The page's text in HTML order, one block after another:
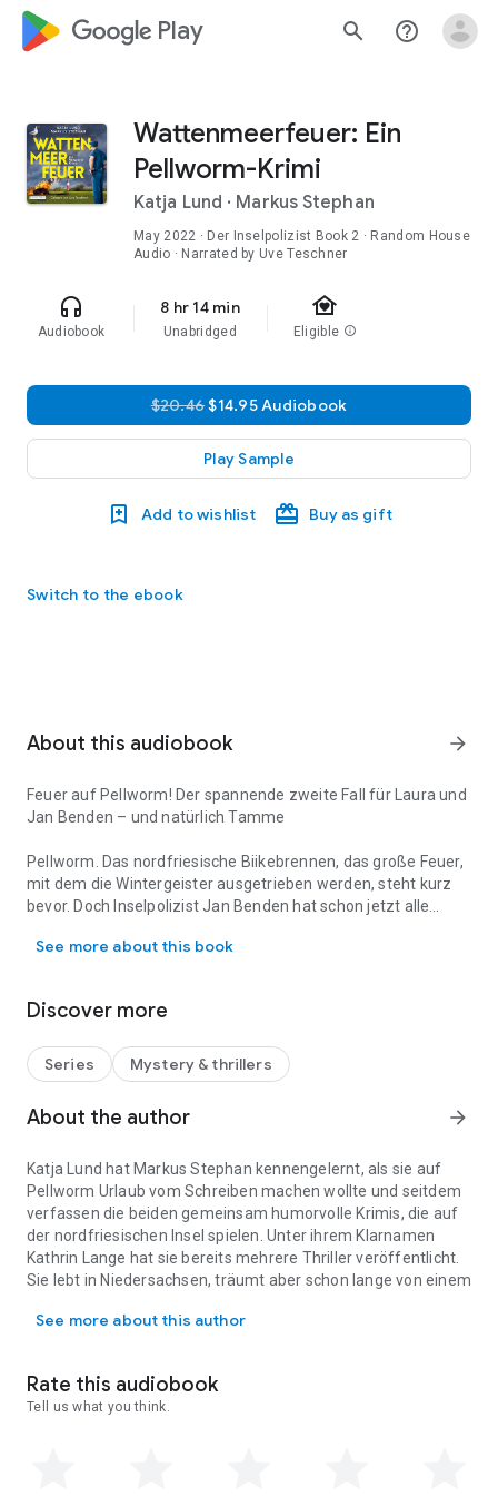
google_logo Play search help_outline
Wattenmeerfeuer: Ein
Pellworm-Krimi
Katja Lund · Markus Stephan
May 2022 · Der Inselpolizist Book 2 · Random House
Audio · Narrated by Uve Teschner
headphones
Audiobook
8 hr 14 min
Unabridged
family_home
Eligible info
$20.46$14.95 Audiobook
Play Sample
Add to wishlist Buy as gift
Switch to the ebook
About this audiobook arrow_forward
Feuer auf Pellworm! Der spannende zweite Fall für Laura und
Jan Benden – und natürlich Tamme
Pellworm. Das nordfriesische Biikebrennen, das große Feuer,
mit dem die Wintergeister ausgetrieben werden, steht kurz
bevor. Doch Inselpolizist Jan Benden hat schon jetzt alle
auf der Insel zu treiben. Nach mehreren kleineren Bränden
befindet sich eine verkohlte Leiche. Jan nimmt die
selbsternannten Assistenten Tamme. Und auch Jans Frau
Laura verfolgt ein paar ganz eigene Spuren ...
Ungekürzte Lesung mit Uve Teschner
See more about this book
Discover more
Series Mystery & thrillers
About the author arrow_forward
Katja Lund hat Markus Stephan kennengelernt, als sie auf
Pellworm Urlaub vom Schreiben machen wollte und seitdem
verfassen die beiden gemeinsam humorvolle Krimis, die auf
der nordfriesischen Insel spielen. Unter ihrem Klarnamen
Kathrin Lange hat sie bereits mehrere Thriller veröffentlicht.
Sie lebt in Niedersachsen, träumt aber schon lange von einem
Markus Stephan wurde 1970 in Wanne-Eickel geboren und
verschiedenen Funktionen tätig war, bevor er 2017 zur Polizei
des Landes Schleswig-Holstein wechselte. Seither arbeitet er
See more about this author
Rate this audiobook
Tell us what you think.